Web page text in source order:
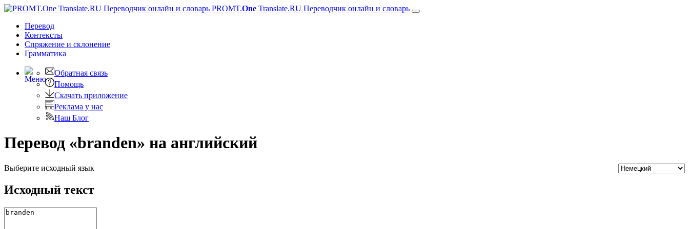
PROMT.One Translate.RU Переводчик онлайн и словарь
Перевод
Контексты
Спряжение и склонение
Грамматика
Обратная связь
Помощь
Скачать приложение
Реклама у нас
Наш Блог
Перевод «branden» на английский
Выберите исходный язык
Исходный текст